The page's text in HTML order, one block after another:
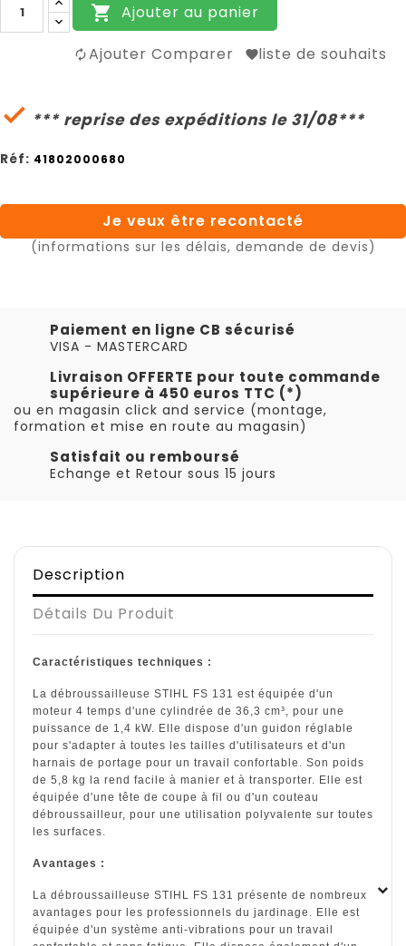
 Ajouter au panier
Ajouter Comparer liste de souhaits
 *** reprise des expéditions le 31/08***
Réf: 41802000680
Je veux être recontacté
(informations sur les délais, demande de devis)
Paiement en ligne CB sécurisé
VISA - MASTERCARD
Livraison OFFERTE pour toute commande
supérieure à 450 euros TTC (*)
ou en magasin click and service (montage,
formation et mise en route au magasin)
Satisfait ou remboursé
Echange et Retour sous 15 jours
Description
Détails Du Produit
Caractéristiques techniques :
La débroussailleuse STIHL FS 131 est équipée d'un
moteur 4 temps d'une cylindrée de 36,3 cm³, pour une
puissance de 1,4 kW. Elle dispose d'un guidon réglable
pour s'adapter à toutes les tailles d'utilisateurs et d'un
harnais de portage pour un travail confortable. Son poids
de 5,8 kg la rend facile à manier et à transporter. Elle est
équipée d'une tête de coupe à fil ou d'un couteau
débroussailleur, pour une utilisation polyvalente sur toutes
les surfaces.
Avantages :
La débroussailleuse STIHL FS 131 présente de nombreux
avantages pour les professionnels du jardinage. Elle est
équipée d'un système anti-vibrations pour un travail